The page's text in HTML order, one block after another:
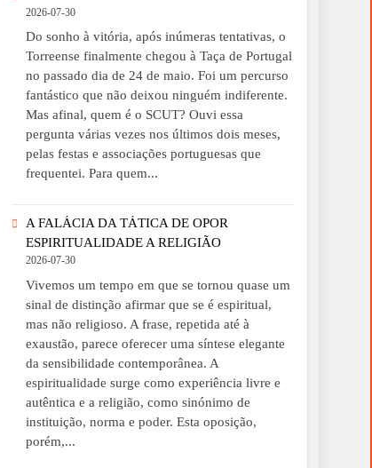
2026-07-30
Do sonho à vitória, após inúmeras tentativas, o
Torreense finalmente chegou à Taça de Portugal
no passado dia de 24 de maio. Foi um percurso
fantástico que não deixou ninguém indiferente.
Mas afinal, quem é o SCUT? Ouvi essa
pergunta várias vezes nos últimos dois meses,
pelas festas e associações portuguesas que
frequentei. Para quem...
A FALÁCIA DA TÁTICA DE OPOR
ESPIRITUALIDADE A RELIGIÃO
2026-07-30
Vivemos um tempo em que se tornou quase um
sinal de distinção afirmar que se é espiritual,
mas não religioso. A frase, repetida até à
exaustão, parece oferecer uma síntese elegante
da sensibilidade contemporânea. A
espiritualidade surge como experiência livre e
autêntica e a religião, como sinónimo de
instituição, norma e poder. Esta oposição,
porém,...